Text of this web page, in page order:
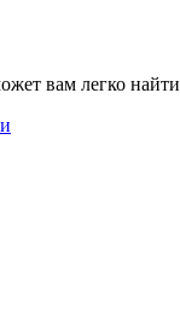
вам легко найти